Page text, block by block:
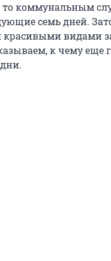
то коммунальным
семь дней.
красивыми видами
к чему еще